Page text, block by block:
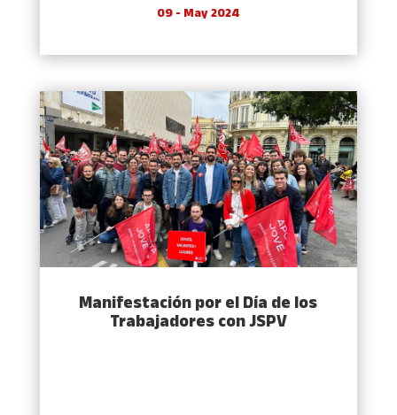
09 - May 2024
Manifestación por el Día de los
Trabajadores con JSPV